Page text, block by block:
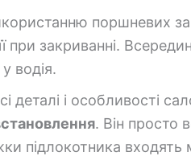
поршневих
закриванні.
водія.
деталі і особливості
. Він просто
підлокотника